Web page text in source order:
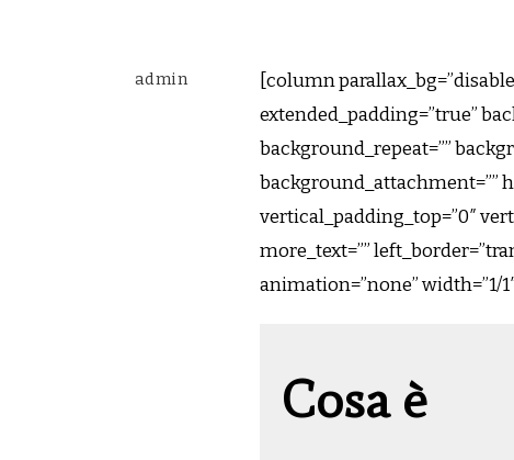
admin
[column
extended_padding=”true”
background_repeat=””
background_attachment=””
vertical_padding_top=”0″
more_text=””
animation=”none” width=”1/
Cosa è